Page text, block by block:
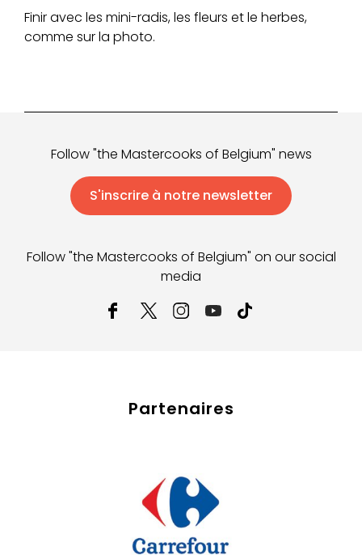
Finir avec les mini-radis, les fleurs et le herbes,
comme sur la photo.
Follow "the Mastercooks of Belgium" news
S'inscrire à notre newsletter
Follow "the Mastercooks of Belgium" on our social
media
Partenaires